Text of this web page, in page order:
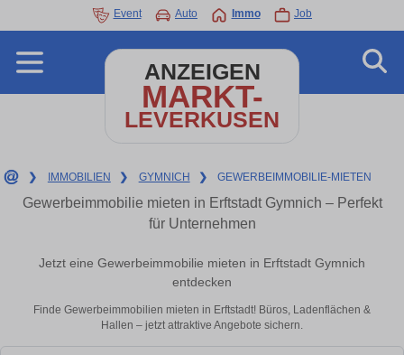
Event Auto Immo Job
ANZEIGEN
MARKT-
LEVERKUSEN
❯ IMMOBILIEN ❯ GYMNICH ❯ GEWERBEIMMOBILIE-MIETEN
Gewerbeimmobilie mieten in Erftstadt Gymnich – Perfekt
für Unternehmen
Jetzt eine Gewerbeimmobilie mieten in Erftstadt Gymnich
entdecken
Finde Gewerbeimmobilien mieten in Erftstadt! Büros, Ladenflächen &
Hallen – jetzt attraktive Angebote sichern.